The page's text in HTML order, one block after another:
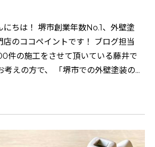
評判の声
施工事例
にちは！ 堺市創業年数No.1、外壁塗
店のココペイントです！ ブログ担当
件の施工をさせて頂いている藤井で
考えの方で、 「堺市での外壁塗装の...